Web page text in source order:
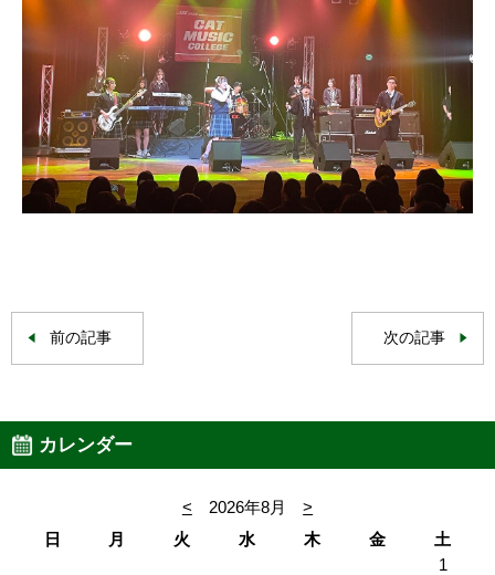
前の記事 次の記事
カレンダー
< 2026年8月
>
日
月 火 水 木 金
土
1